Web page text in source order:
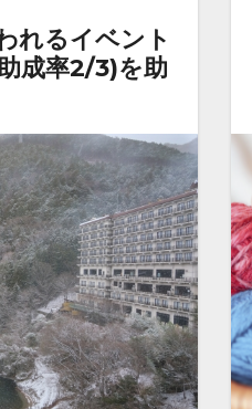
れるイベント
成率2/3)を助